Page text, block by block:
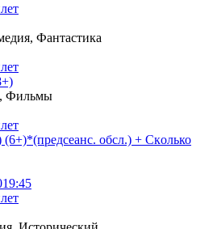
Фантастика
Фильмы
обсл.) + Скoлько
19:45